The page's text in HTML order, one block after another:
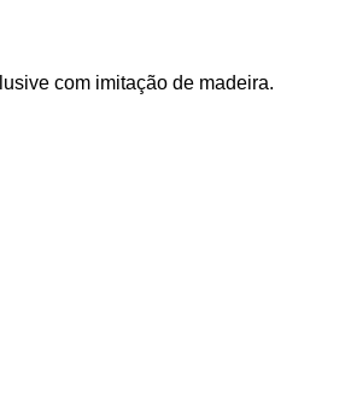
com imitação de madeira.